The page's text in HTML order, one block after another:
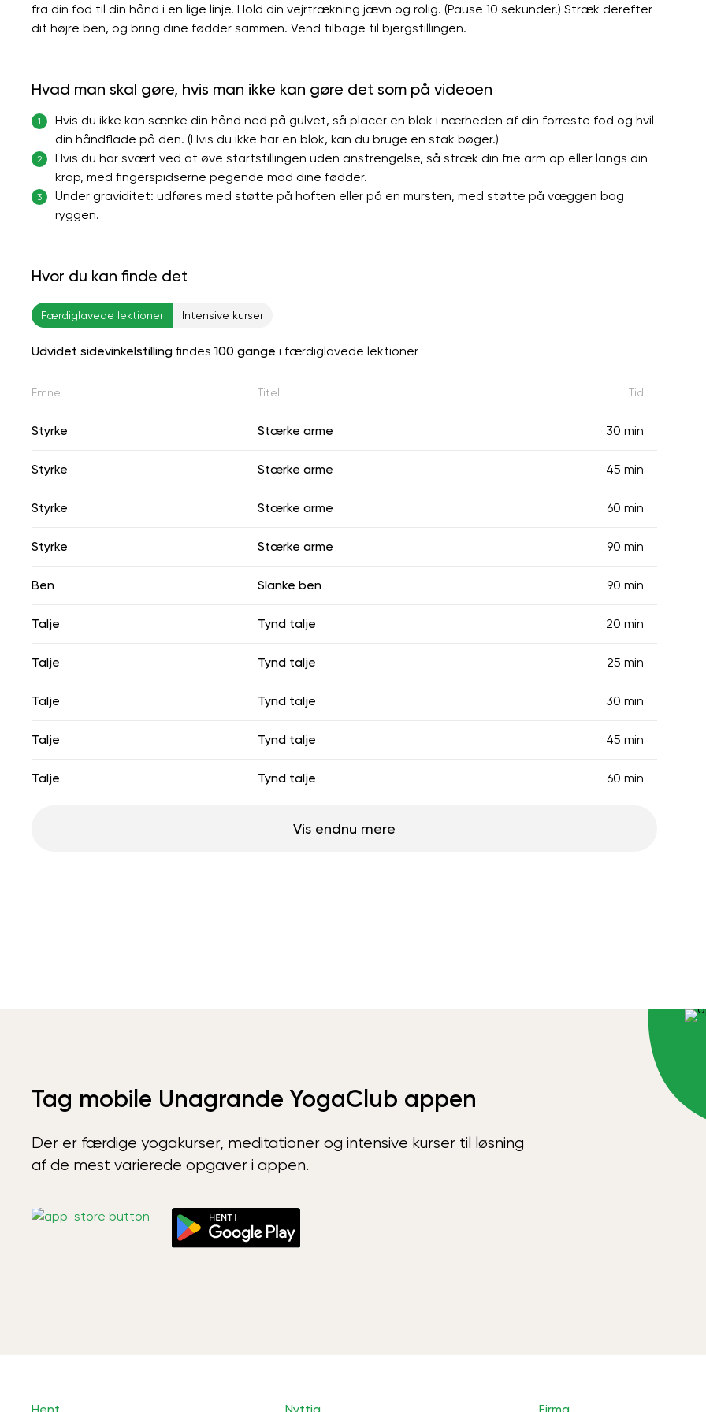
fra din fod til din hånd i en lige linje. Hold din vejrtrækning jævn og rolig. (Pause 10 sekunder.) Stræk derefter
dit højre ben, og bring dine fødder sammen. Vend tilbage til bjergstillingen.
Hvad man skal gøre, hvis man ikke kan gøre det som på videoen
1
Hvis du ikke kan sænke din hånd ned på gulvet, så placer en blok i nærheden af ​​din forreste fod og hvil
din håndflade på den. (Hvis du ikke har en blok, kan du bruge en stak bøger.)
2
Hvis du har svært ved at øve startstillingen uden anstrengelse, så stræk din frie arm op eller langs din
krop, med fingerspidserne pegende mod dine fødder.
3
Under graviditet: udføres med støtte på hoften eller på en mursten, med støtte på væggen bag
ryggen.
Hvor du kan finde det
Færdiglavede lektioner Intensive kurser
Udvidet sidevinkelstilling findes 100 gange i færdiglavede lektioner
Emne Titel Tid
Styrke Stærke arme 30 min
Styrke Stærke arme 45 min
Styrke Stærke arme 60 min
Styrke Stærke arme 90 min
Ben Slanke ben 90 min
Talje Tynd talje 20 min
Talje Tynd talje 25 min
Talje Tynd talje 30 min
Talje Tynd talje 45 min
Talje Tynd talje 60 min
Vis endnu mere
Tag mobile Unagrande YogaClub appen
Der er færdige yogakurser, meditationer og intensive kurser til løsning
af de mest varierede opgaver i appen.